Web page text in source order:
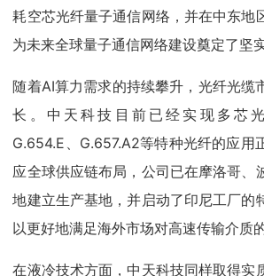
耗空芯光纤量子通信网络，并在中东地
为未来全球量子通信网络建设奠定了坚
随着AI算力需求的持续攀升，光纤光缆
长。中天科技目前已经实现多芯
G.654.E、G.657.A2等特种光纤的应用
应全球供应链布局，公司已在摩洛哥、
地建立生产基地，并启动了印尼工厂的
以更好地满足海外市场对高速传输介质
在液冷技术方面，中天科技同样取得实